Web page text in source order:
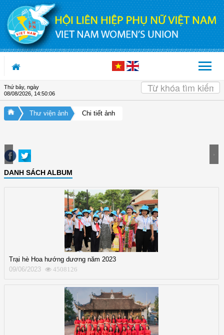
Truy cập nội dung luôn
Thứ bảy, ngày
08/08/2026, 14:50:07
Thư viện ảnh Chi tiết ảnh
DANH SÁCH ALBUM
Trại hè Hoa hướng dương năm 2023
09/06/2023
4508126